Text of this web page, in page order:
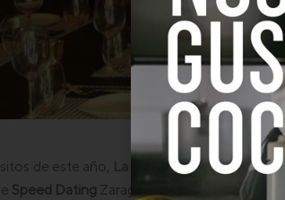
de este año, La Bocca Mediterranean
Speed Dating Zaragoza.